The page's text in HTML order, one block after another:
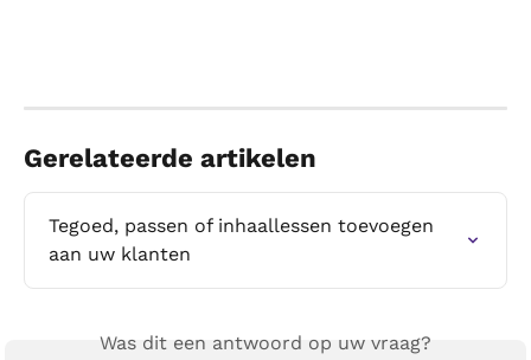
Gerelateerde artikelen
Tegoed, passen of inhaallessen toevoegen
aan uw klanten
Was dit een antwoord op uw vraag?